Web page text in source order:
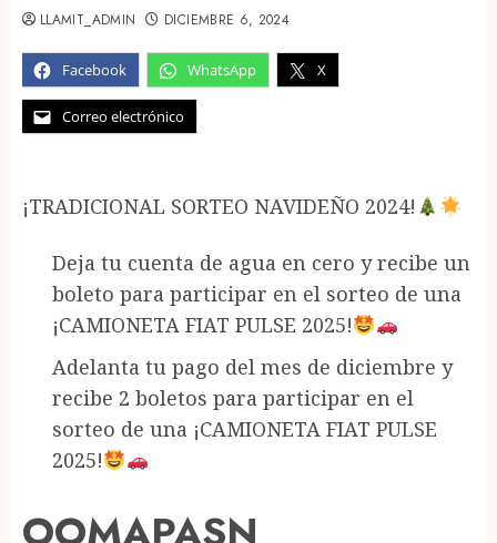
Facebook WhatsApp X
Correo electrónico
LLAMIT_ADMIN DICIEMBRE 6, 2024
¡TRADICIONAL SORTEO NAVIDEÑO 2024!
Deja tu cuenta de agua en cero y recibe un
boleto para participar en el sorteo de una
¡CAMIONETA FIAT PULSE 2025!
Adelanta tu pago del mes de diciembre y
recibe 2 boletos para participar en el
sorteo de una ¡CAMIONETA FIAT PULSE
2025!